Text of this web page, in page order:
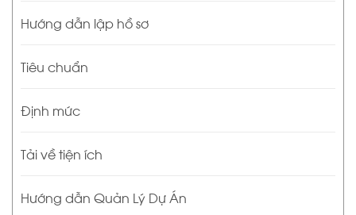
Hướng dẫn lập hồ sơ
Tiêu chuẩn
Định mức
Tải về tiện ích
Hướng dẫn Quản Lý Dự Án